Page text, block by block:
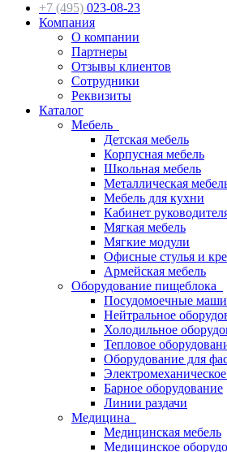
+7 (495) 023-08-23
Компания
О компании
Партнеры
Отзывы клиентов
Сотрудники
Реквизиты
Каталог
Мебель
Детская мебель
Корпусная мебель
Школьная мебель
Металлическая
Мебель для кухни
Кабинет
Мягкая мебель
Мягкие модули
Офисные стулья и
Армейская мебель
Оборудование пищеблока
Посудомоечные
Нейтральное
Холодильное
Тепловое
Оборудование для
Барное оборудование
Линии раздачи
Медицина
Медицинская мебель
Медицинское